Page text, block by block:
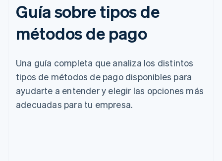
Guía sobre tipos de
métodos de pago
Una guía completa que analiza los distintos
tipos de métodos de pago disponibles para
ayudarte a entender y elegir las opciones más
adecuadas para tu empresa.